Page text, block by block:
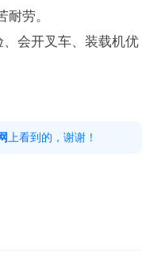
劳。
会开叉车、装载机优
工作环境。
；
上看到的，谢谢！